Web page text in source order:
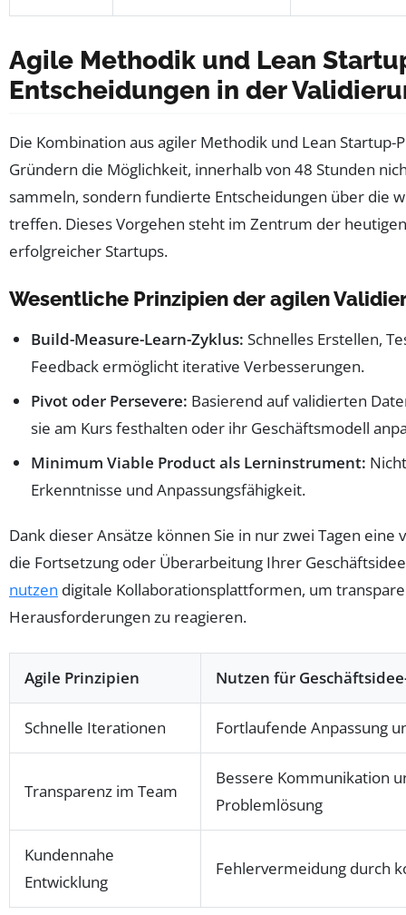
Agile Methodik und Lean
Entscheidungen in der
Die Kombination aus agiler Methodik und Lean
Gründern die Möglichkeit, innerhalb von 48 Stunden
sammeln, sondern fundierte Entscheidungen über die
treffen. Dieses Vorgehen steht im Zentrum der
erfolgreicher Startups.
Wesentliche Prinzipien der agilen
Build-Measure-Learn-Zyklus: Schnelles Erstellen,
Feedback ermöglicht iterative Verbesserungen.
Pivot oder Persevere: Basierend auf validierten
sie am Kurs festhalten oder ihr Geschäftsmodell
Minimum Viable Product als Lerninstrument:
Erkenntnisse und Anpassungsfähigkeit.
Dank dieser Ansätze können Sie in nur zwei Tagen eine
die Fortsetzung oder Überarbeitung Ihrer
nutzen digitale Kollaborationsplattformen, um
Herausforderungen zu reagieren.
Agile Prinzipien Nutzen für
Schnelle Iterationen Fortlaufende Anpassung
Transparenz im Team
Bessere Kommunikation
Problemlösung
Kundennahe
Entwicklung
Fehlervermeidung durch